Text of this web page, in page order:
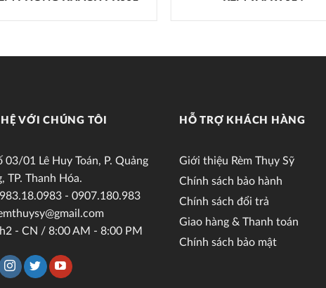
VỚI CHÚNG TÔI
03/01 Lê Huy Toán, P. Quảng
TP. Thanh Hóa.
- 0907.180.983
- CN / 8:00 AM - 8:00 PM
HỖ TRỢ KHÁCH HÀNG
Giới thiệu Rèm Thụy Sỹ
Chính sách bảo hành
Chính sách đổi trả
Giao hàng & Thanh toán
Chính sách bảo mật